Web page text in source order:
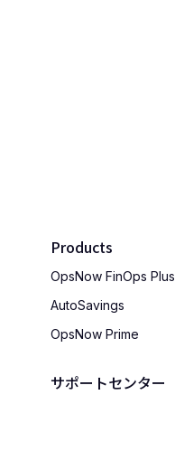
Products
OpsNow FinOps Plus
AutoSavings
OpsNow Prime
サポートセンター